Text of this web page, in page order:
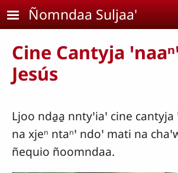
Pasar al contenido principal
Ñomndaa Suljaa'
Cine Cantyja
Jesús
Ljoo nda̱a̱ nntyꞌiaꞌ cine cantyja
na xjeⁿ ntaⁿꞌ ndoꞌ mati na
ñequio ñoomndaa.